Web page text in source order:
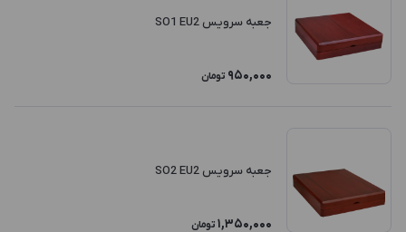
جعبه سرویس SO1 EU2
950,000 تومان
جعبه سرویس SO2 EU2
1,350,000 تومان